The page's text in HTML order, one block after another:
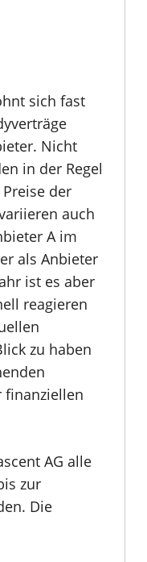
sich fast
Nicht
in der Regel
der
auch
A im
als Anbieter
ist es aber
reagieren
zu haben
AG alle
zur
Die